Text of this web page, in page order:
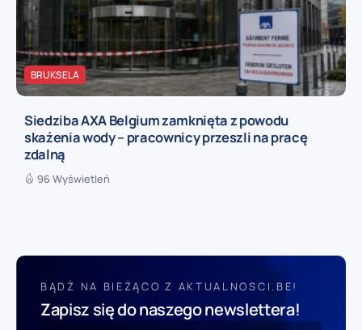
BRUKSELA
Siedziba AXA Belgium zamknięta z powodu
skażenia wody – pracownicy przeszli na pracę
zdalną
96 Wyświetleń
BĄDŹ NA BIEŻĄCO Z AKTUALNOSCI.BE!
Zapisz się do naszego newslettera!